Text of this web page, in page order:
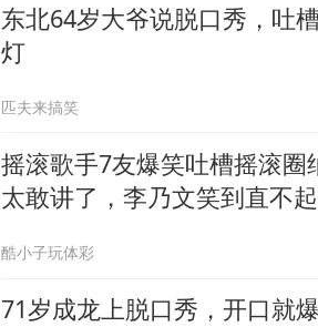
东北64岁大爷说脱口秀，吐
灯
匹夫来搞笑
摇滚歌手7友爆笑吐槽摇滚圈
太敢讲了，李乃文笑到直不起
酷小子玩体彩
71岁成龙上脱口秀，开口就